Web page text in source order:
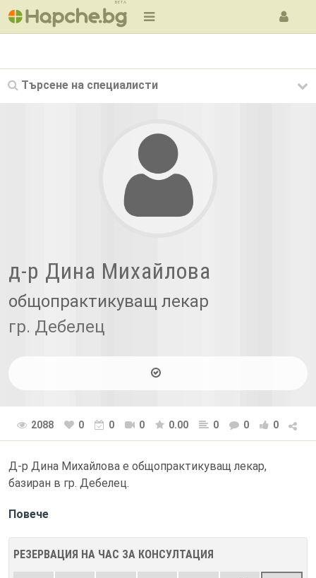
BETA
Търсене на специалисти
д-р Дина Михайлова
общопрактикуващ лекар
гр. Дебелец
2088 0 0 0 0.00 0 0 0
Д-р Дина Михайлова е общопрактикуващ лекар,
базиран в гр. Дебелец.
Повече
РЕЗЕРВАЦИЯ НА ЧАС ЗА КОНСУЛТАЦИЯ